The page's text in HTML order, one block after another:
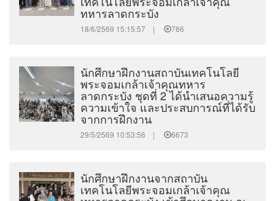
ทหารลาดกระบัง
18/6/2569 15:15:57 | 766
นักศึกษาฝึกงานสถาบันเทคโนโลยี
พระจอมเกล้าเจ้าคุณทหาร
ลาดกระบัง ชุดที่ 2 ได้นำเสนอความรู้
ความเข้าใจ และประสบการณ์ที่ได้รับ
จากการฝึกงาน
29/5/2569 10:53:56 | 6673
นักศึกษาฝึกงานจากสถาบัน
เทคโนโลยีพระจอมเกล้าเจ้าคุณ